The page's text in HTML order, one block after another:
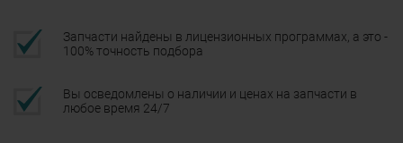
Запчасти найдены в лицензионных программах, а это -
100% точность подбора
Вы осведомлены о наличии и ценах на запчасти в
любое время 24/7